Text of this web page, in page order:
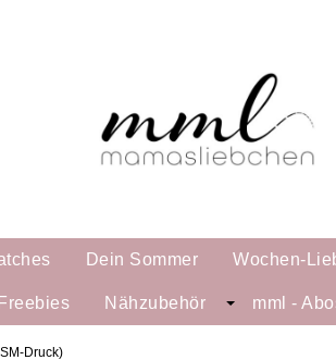
Dein Sommer Wochen-
Freebies Nähzubehör mml -
Druck)